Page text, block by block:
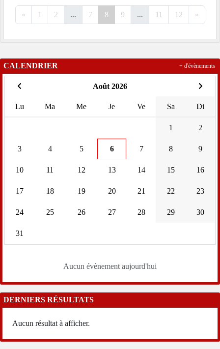
« 1 2 ... 7 8 9 ... 11 12 »
CALENDRIER
Août 2026
Lu Ma Me Je Ve Sa Di
1 2
3 4 5 6 7 8 9
10 11 12 13 14 15 16
17 18 19 20 21 22 23
24 25 26 27 28 29 30
31
Aucun évènement aujourd'hui
+ d'évènements
DERNIERS RÉSULTATS
Aucun résultat à afficher.